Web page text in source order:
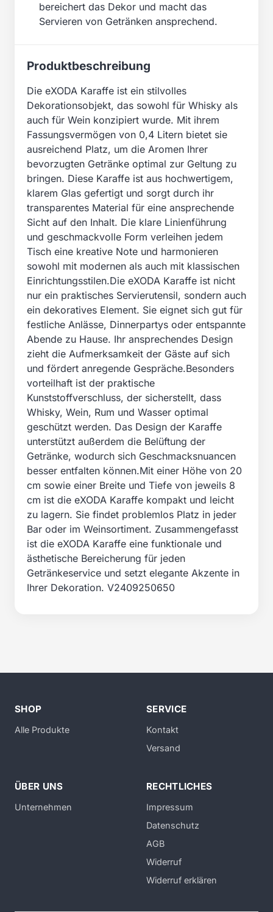
bereichert das Dekor und macht das
Servieren von Getränken ansprechend.
Produktbeschreibung
Die eXODA Karaffe ist ein stilvolles
Dekorationsobjekt, das sowohl für Whisky als
auch für Wein konzipiert wurde. Mit ihrem
Fassungsvermögen von 0,4 Litern bietet sie
ausreichend Platz, um die Aromen Ihrer
bevorzugten Getränke optimal zur Geltung zu
bringen. Diese Karaffe ist aus hochwertigem,
klarem Glas gefertigt und sorgt durch ihr
transparentes Material für eine ansprechende
Sicht auf den Inhalt. Die klare Linienführung
und geschmackvolle Form verleihen jedem
Tisch eine kreative Note und harmonieren
sowohl mit modernen als auch mit klassischen
Einrichtungsstilen.Die eXODA Karaffe ist nicht
nur ein praktisches Servierutensil, sondern auch
ein dekoratives Element. Sie eignet sich gut für
festliche Anlässe, Dinnerpartys oder entspannte
Abende zu Hause. Ihr ansprechendes Design
zieht die Aufmerksamkeit der Gäste auf sich
und fördert anregende Gespräche.Besonders
vorteilhaft ist der praktische
Kunststoffverschluss, der sicherstellt, dass
Whisky, Wein, Rum und Wasser optimal
geschützt werden. Das Design der Karaffe
unterstützt außerdem die Belüftung der
Getränke, wodurch sich Geschmacksnuancen
besser entfalten können.Mit einer Höhe von 20
cm sowie einer Breite und Tiefe von jeweils 8
cm ist die eXODA Karaffe kompakt und leicht
zu lagern. Sie findet problemlos Platz in jeder
Bar oder im Weinsortiment. Zusammengefasst
ist die eXODA Karaffe eine funktionale und
ästhetische Bereicherung für jeden
Getränkeservice und setzt elegante Akzente in
Ihrer Dekoration. V2409250650
SHOP
Alle Produkte
SERVICE
Kontakt
Versand
ÜBER UNS
Unternehmen
RECHTLICHES
Impressum
Datenschutz
AGB
Widerruf
Widerruf erklären